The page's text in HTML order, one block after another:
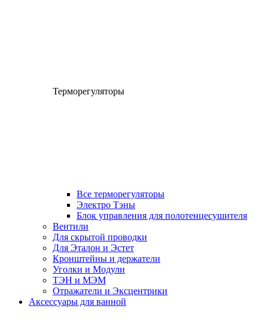
Терморегуляторы
Все терморегуляторы
Электро Тэны
Блок управления для полотенцесушителя
Вентили
Для скрытой проводки
Для Эталон и Эстет
Кронштейны и держатели
Уголки и Модули
ТЭН и МЭМ
Отражатели и Эксцентрики
Аксессуары для ванной